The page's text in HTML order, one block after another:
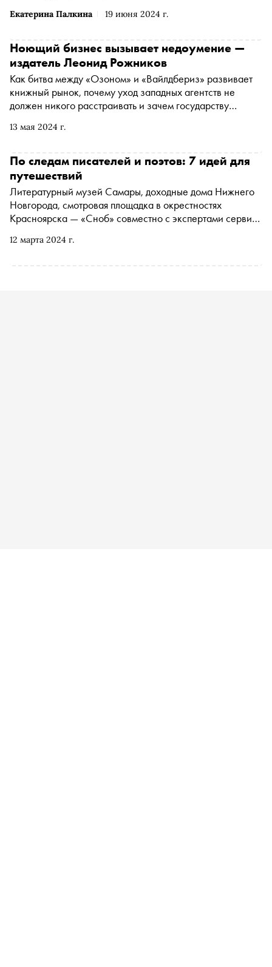
Екатерина Палкина 19 июня 2024 г.
увидеть
13 мая 2024 г.
Ноющий бизнес вызывает недоумение —
издатель Леонид Рожников
Как битва между «Озоном» и «Вайлдбериз» развивает
книжный рынок, почему уход западных агентств не
должен никого расстраивать и зачем государству
издательства «Проспект» Леонида Рожникова
12 марта 2024 г.
По следам писателей и поэтов: 7 идей для
путешествий
Литературный музей Самары, доходные дома Нижнего
Новгорода, смотровая площадка в окрестностях
Красноярска — «Сноб» совместно с экспертами сервиса
которые связаны с творчеством великих писателей и